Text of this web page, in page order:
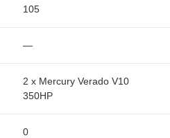
105
—
2 x Mercury Verado V10
350HP
0